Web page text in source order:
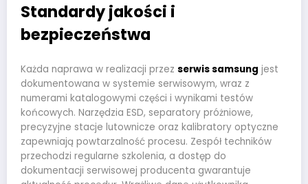
Standardy jakości i
bezpieczeństwa
Każda naprawa w realizacji przez serwis samsung jest
dokumentowana w systemie serwisowym, wraz z
numerami katalogowymi części i wynikami testów
końcowych. Narzędzia ESD, separatory próżniowe,
precyzyjne stacje lutownicze oraz kalibratory optyczne
zapewniają powtarzalność procesu. Zespół techników
przechodzi regularne szkolenia, a dostęp do
dokumentacji serwisowej producenta gwarantuje